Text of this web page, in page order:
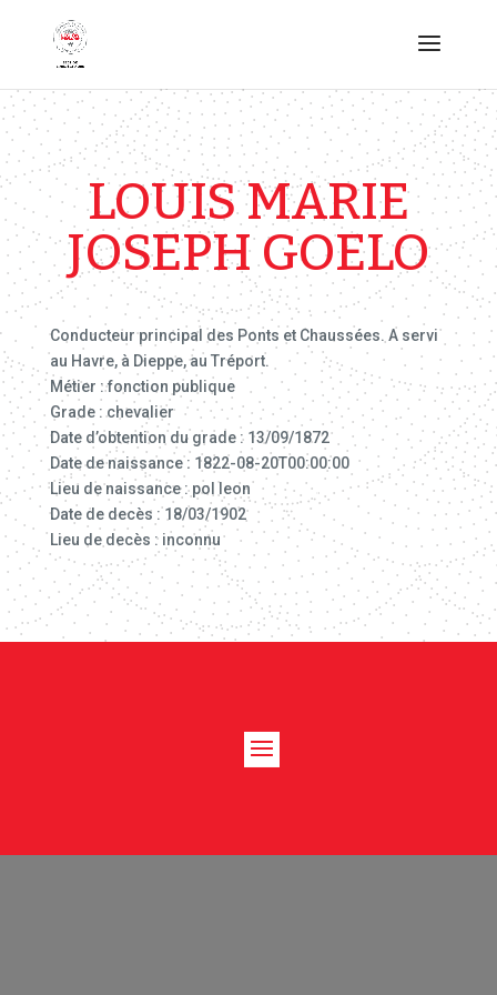
LOUIS MARIE
JOSEPH GOELO
Conducteur principal des Ponts et Chaussées. A servi
au Havre, à Dieppe, au Tréport.
Métier : fonction publique
Grade : chevalier
Date d’obtention du grade : 13/09/1872
Date de naissance : 1822-08-20T00:00:00
Lieu de naissance : pol leon
Date de decès : 18/03/1902
Lieu de decès : inconnu